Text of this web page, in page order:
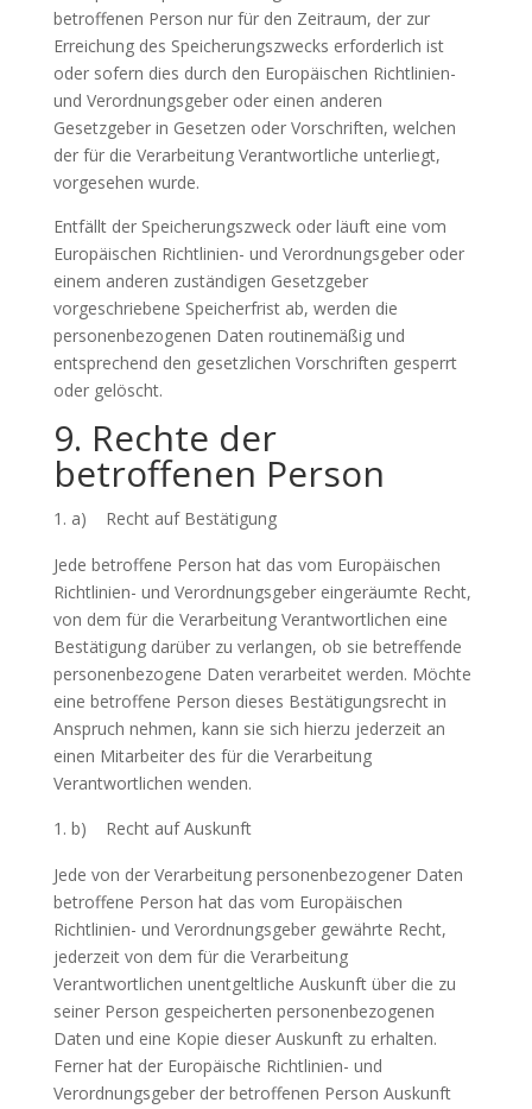
betroffenen Person nur für den Zeitraum, der zur
Erreichung des Speicherungszwecks erforderlich ist
oder sofern dies durch den Europäischen Richtlinien-
und Verordnungsgeber oder einen anderen
Gesetzgeber in Gesetzen oder Vorschriften, welchen
der für die Verarbeitung Verantwortliche unterliegt,
vorgesehen wurde.
Entfällt der Speicherungszweck oder läuft eine vom
Europäischen Richtlinien- und Verordnungsgeber oder
einem anderen zuständigen Gesetzgeber
vorgeschriebene Speicherfrist ab, werden die
personenbezogenen Daten routinemäßig und
entsprechend den gesetzlichen Vorschriften gesperrt
oder gelöscht.
9. Rechte der
betroffenen Person
a) Recht auf Bestätigung
Jede betroffene Person hat das vom Europäischen
Richtlinien- und Verordnungsgeber eingeräumte Recht,
von dem für die Verarbeitung Verantwortlichen eine
Bestätigung darüber zu verlangen, ob sie betreffende
personenbezogene Daten verarbeitet werden. Möchte
eine betroffene Person dieses Bestätigungsrecht in
Anspruch nehmen, kann sie sich hierzu jederzeit an
einen Mitarbeiter des für die Verarbeitung
Verantwortlichen wenden.
b) Recht auf Auskunft
Jede von der Verarbeitung personenbezogener Daten
betroffene Person hat das vom Europäischen
Richtlinien- und Verordnungsgeber gewährte Recht,
jederzeit von dem für die Verarbeitung
Verantwortlichen unentgeltliche Auskunft über die zu
seiner Person gespeicherten personenbezogenen
Daten und eine Kopie dieser Auskunft zu erhalten.
Ferner hat der Europäische Richtlinien- und
Verordnungsgeber der betroffenen Person Auskunft